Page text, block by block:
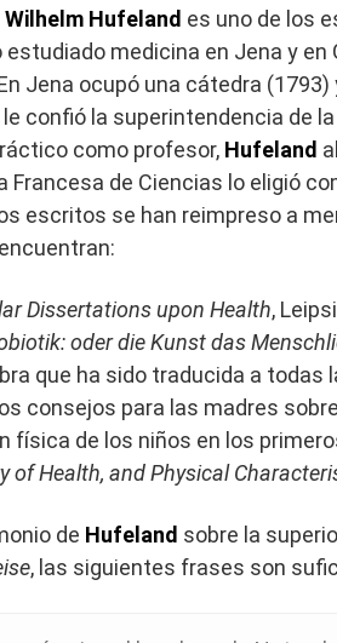
Hufeland es uno de los
estudiado medicina en Jena y
Jena ocupó una cátedra
confió la superintendencia de
como profesor, Hufeland
Francesa de Ciencias lo eligió
escritos se han reimpreso a
Dissertations upon Health,
oder die Kunst das
que ha sido traducida a todas
consejos para las madres
física de los niños en los
of Health, and Physical
de Hufeland sobre la
, las siguientes frases son